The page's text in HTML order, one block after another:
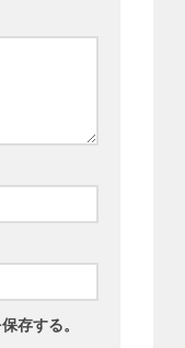
存する。